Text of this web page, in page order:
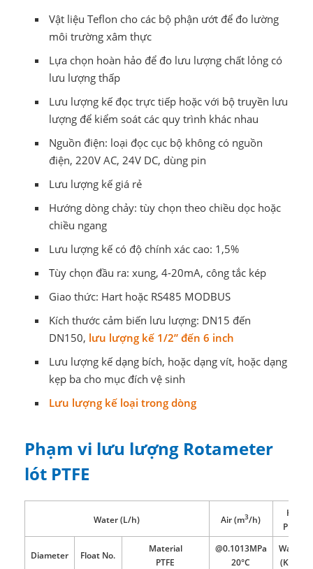
Vật liệu Teflon cho các bộ phận ướt để đo lường
môi trường xâm thực
Lựa chọn hoàn hảo để đo lưu lượng chất lỏng có
lưu lượng thấp
Lưu lượng kế đọc trực tiếp hoặc với bộ truyền lưu
lượng để kiểm soát các quy trình khác nhau
Nguồn điện: loại đọc cục bộ không có nguồn
điện, 220V AC, 24V DC, dùng pin
Lưu lượng kế giá rẻ
Hướng dòng chảy: tùy chọn theo chiều dọc hoặc
chiều ngang
Lưu lượng kế có độ chính xác cao: 1,5%
Tùy chọn đầu ra: xung, 4-20mA, công tắc kép
Giao thức: Hart hoặc RS485 MODBUS
Kích thước cảm biến lưu lượng: DN15 đến
DN150, lưu lượng kế 1/2” đến 6 inch
Lưu lượng kế dạng bích, hoặc dạng vít, hoặc dạng
kẹp ba cho mục đích vệ sinh
Lưu lượng kế loại trong dòng
Phạm vi lưu lượng Rotameter
lót PTFE
Water (L/h) Air (m3/h)
HH50
Diameter Float No.
Material
PTFE
@0.1013MPa
20°C
Water
(Kpa)